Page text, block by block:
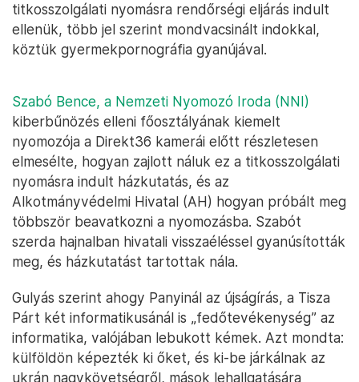
titkosszolgálati nyomásra rendőrségi eljárás indult
ellenük, több jel szerint mondvacsinált indokkal,
köztük gyermekpornográfia gyanújával.
Szabó Bence, a Nemzeti Nyomozó Iroda (NNI)
kiberbűnözés elleni főosztályának kiemelt
nyomozója a Direkt36 kamerái előtt részletesen
elmesélte, hogyan zajlott náluk ez a titkosszolgálati
nyomásra indult házkutatás, és az
Alkotmányvédelmi Hivatal (AH) hogyan próbált meg
többször beavatkozni a nyomozásba. Szabót
szerda hajnalban hivatali visszaéléssel gyanúsították
meg, és házkutatást tartottak nála.
Gulyás szerint ahogy Panyinál az újságírás, a Tisza
Párt két informatikusánál is „fedőtevékenység” az
informatika, valójában lebukott kémek. Azt mondta:
külföldön képezték ki őket, és ki-be járkálnak az
ukrán nagykövetségről, mások lehallgatására